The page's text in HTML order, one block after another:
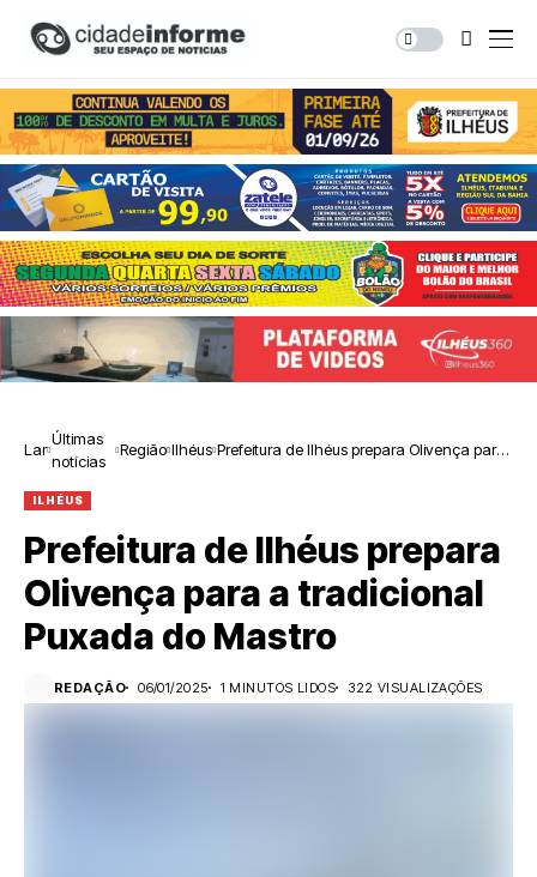
Lar
Últimas
notícias
Região Ilhéus Prefeitura de Ilhéus prepara Olivença para
ILHÉUS
Prefeitura de Ilhéus prepara
Olivença para a tradicional
Puxada do Mastro
REDAÇÃO 06/01/2025 1 MINUTOS LIDOS 322 VISUALIZAÇÕES